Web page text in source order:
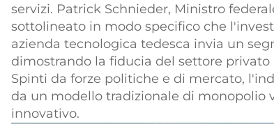
servizi. Patrick Schnieder, Ministro
sottolineato in modo specifico che
azienda tecnologica tedesca invia un
dimostrando la fiducia del settore
Spinti da forze politiche e di mercato,
da un modello tradizionale di monopolio
innovativo.